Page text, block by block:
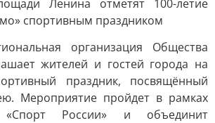
Ленина отметят 100-летие
спортивным праздником
организация Общества
жителей и гостей города на
праздник, посвящённый
Мероприятие пройдет в рамках
«Спорт России» и объединит